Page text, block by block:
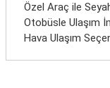
Özel Araç ile
Otobüsle Ulaşım
Hava Ulaşım